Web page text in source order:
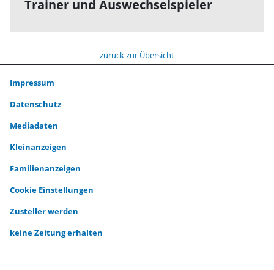
Trainer und Auswechselspieler
zurück zur Übersicht
Impressum
Datenschutz
Mediadaten
Kleinanzeigen
Familienanzeigen
Cookie Einstellungen
Zusteller werden
keine Zeitung erhalten